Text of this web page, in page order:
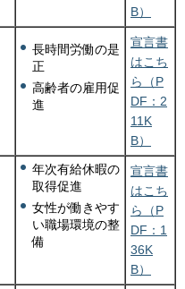
B）
長時間労働の是
正
高齢者の雇用促
進
宣言書
はこち
ら（P
DF：2
11K
B）
年次有給休暇の
取得促進
女性が働きやす
い職場環境の整
備
宣言書
はこち
ら（P
DF：1
36K
B）